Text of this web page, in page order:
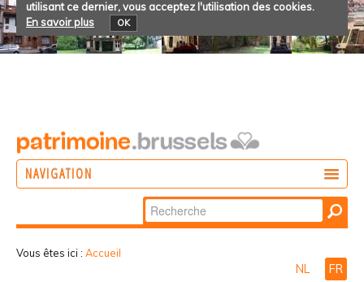
utilisant ce dernier, vous acceptez l'utilisation des cookies.
En savoir plus
OK
NAVIGATION
Chercher par
Recherche
Vous êtes ici : Accueil
NL FR